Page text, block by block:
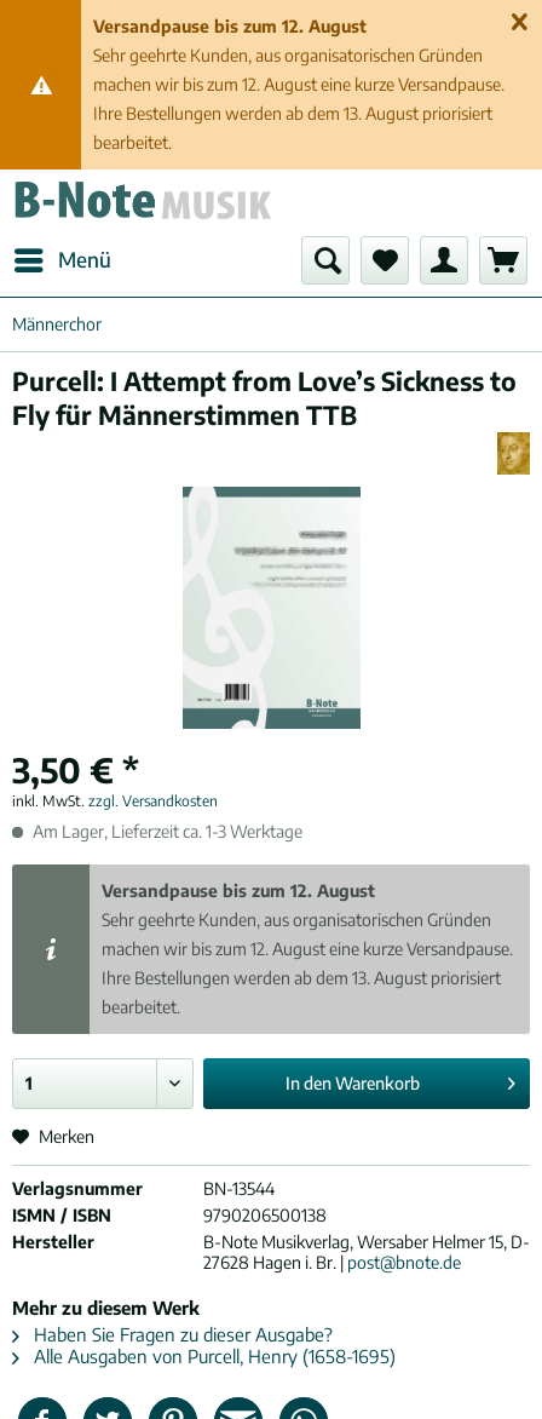
Versandpause bis zum 12. August
Sehr geehrte Kunden, aus organisatorischen Gründen
machen wir bis zum 12. August eine kurze Versandpause.
Ihre Bestellungen werden ab dem 13. August priorisiert
bearbeitet.
Menü
Männerchor
Purcell: I Attempt from Love’s Sickness to
Fly für Männerstimmen TTB
3,50 € *
inkl. MwSt. zzgl. Versandkosten
Am Lager, Lieferzeit ca. 1-3 Werktage
Versandpause bis zum 12. August
Sehr geehrte Kunden, aus organisatorischen Gründen
machen wir bis zum 12. August eine kurze Versandpause.
Ihre Bestellungen werden ab dem 13. August priorisiert
bearbeitet.
In denWarenkorb
Merken
Verlagsnummer
BN-13544
ISMN / ISBN
9790206500138
Hersteller
B-Note Musikverlag, Wersaber Helmer 15, D-
27628 Hagen i. Br. | post@bnote.de
Mehr zu diesem Werk
Haben Sie Fragen zu dieser Ausgabe?
Alle Ausgaben von Purcell, Henry (1658-1695)